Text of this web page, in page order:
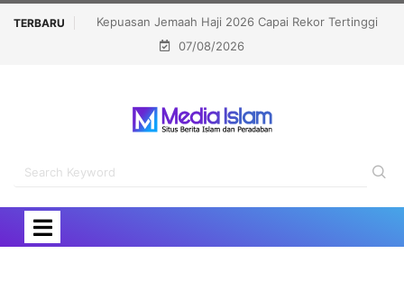
TERBARU
Tertinggi
Politisi Muslim Berpeluang jadi Senat Michigan,
Kalahkan Kandidat Pro-Israel
07/08/2026